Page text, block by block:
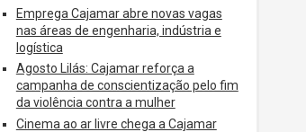
Emprega Cajamar abre novas vagas
nas áreas de engenharia, indústria e
logística
Agosto Lilás: Cajamar reforça a
campanha de conscientização pelo fim
da violência contra a mulher
Cinema ao ar livre chega a Cajamar